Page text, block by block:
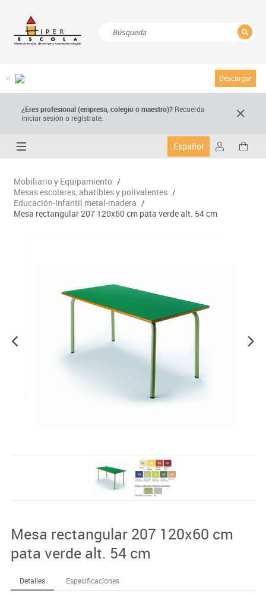
Descargar
¿Eres profesional (empresa, colegio o maestro)? Recuerda
iniciar sesión o regístrate.
Español
Mobiliario y Equipamiento /
Mesas escolares, abatibles y polivalentes /
Educación-infantil metal-madera /
Mesa rectangular 207 120x60 cm pata verde alt. 54 cm
Mesa rectangular 207 120x60 cm
pata verde alt. 54 cm
Detalles Especificaciones